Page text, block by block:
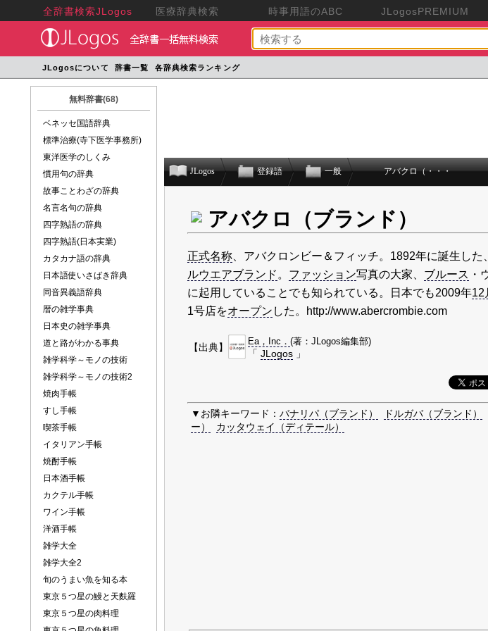
全辞書検索JLogos 医療辞典検索 時事用語のABC JLogosPREMIUM
JLogosについて 辞書一覧 各辞典検索ランキング
無料辞書(68)
ベネッセ国語辞典
標準治療(寺下医学事務所)
東洋医学のしくみ
慣用句の辞典
故事ことわざの辞典
名言名句の辞典
四字熟語の辞典
四字熟語(日本実業)
カタカナ語の辞典
日本語使いさばき辞典
同音異義語辞典
暦の雑学事典
日本史の雑学事典
道と路がわかる事典
雑学科学～モノの技術
雑学科学～モノの技術2
焼肉手帳
すし手帳
喫茶手帳
イタリアン手帳
焼酎手帳
日本酒手帳
カクテル手帳
ワイン手帳
洋酒手帳
雑学大全
雑学大全2
旬のうまい魚を知る本
東京５つ星の鰻と天麩羅
東京５つ星の肉料理
JLogos 登録語 一般 アバクロ（・・・
アバクロ（ブランド）
正式名称、アバクロンビー＆フィッチ。1892年に誕生した
ルウエアブランド 。 ファッション写真の大家、 ブルース ・
に起用していることでも知られている。日本でも2009年12
1号店をオープン した。http://www.abercrombie.com
【出典】
Ea，Inc． (著：JLogos編集部)
「 JLogos」
▼お隣キーワード： バナリパ（ブランド） ドルガバ（ブランド）
ー）
カッタウェイ（ディテール）